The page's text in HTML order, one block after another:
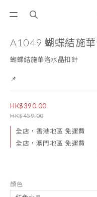
A1049 蝴蝶結施
蝴蝶結施華洛水晶扣針
📌
HK$390.00
HK$459.00
全店，香港地區 免運費
全店，澳門地區 免運費
顏色